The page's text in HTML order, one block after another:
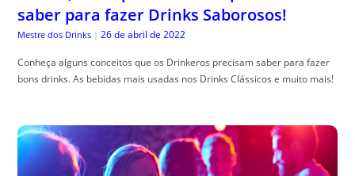
saber para fazer Drinks Saborosos!
Mestre dos Drinks | 26 de abril de 2022
Conheça alguns conceitos que os Drinkeros precisam saber para fazer
bons drinks. As bebidas mais usadas nos Drinks Clássicos e muito mais!